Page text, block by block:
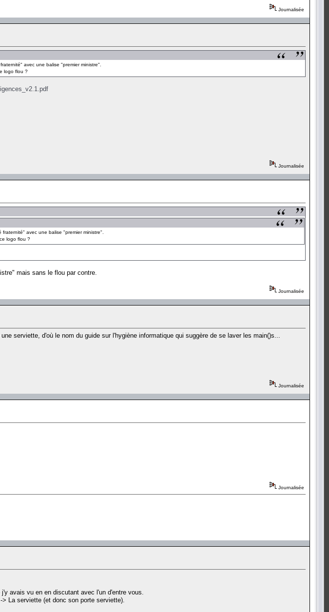
Journalisée
avec une balise "premier ministre".
logo flou ?
Journalisée
avec une balise "premier ministre".
logo flou ?
mais sans le flou par contre.
Journalisée
serviette, d'où le nom du guide sur l'hygiène informatique qui suggère de se laver les main()s...
Journalisée
Journalisée
avais vu en en discutant avec l'un d'entre vous.
La serviette (et donc son porte serviette).